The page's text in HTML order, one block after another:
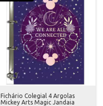
Fichário Colegial 4 Argolas
Mickey Arts Magic Jandaia